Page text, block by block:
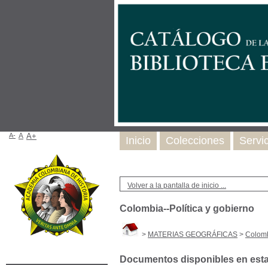
Volver a la pantalla de inicio ...
Colombia--Política y gobierno
> MATERIAS GEOGRÁFICAS >
Documentos disponibles en
Inicio Colecciones
A- A A+